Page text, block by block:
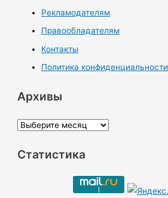
Рекламодателям
Правообладателям
Контакты
Политика конфиденциальности
Архивы
А
х
Статистика